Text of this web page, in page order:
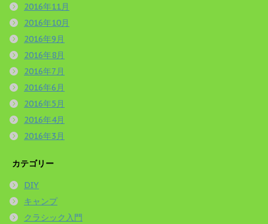
2016年11月
2016年10月
2016年9月
2016年8月
2016年7月
2016年6月
2016年5月
2016年4月
2016年3月
カテゴリー
DIY
キャンプ
クラシック入門